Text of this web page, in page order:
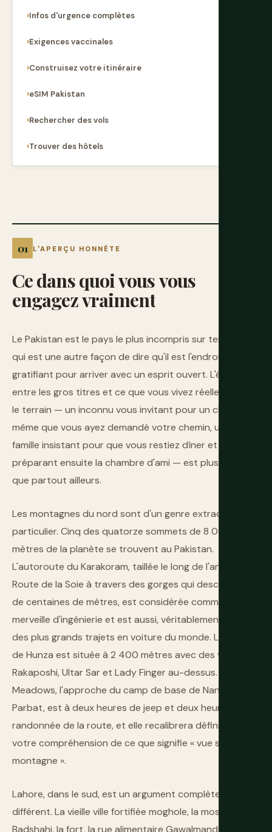
L'APERÇU HONNÊTE
Cedansquoivousvous
engagezvraiment
Le Pakistan est le pays le plus incompris sur terre, ce
qui est une autre façon de dire qu'il est l'endroit le plus
gratifiant pour arriver avec un esprit ouvert. L'écart
entre les gros titres et ce que vous vivez réellement sur
le terrain — un inconnu vous invitant pour un chai avant
même que vous ayez demandé votre chemin, une
famille insistant pour que vous restiez dîner et
préparant ensuite la chambre d'ami — est plus grand ici
que partout ailleurs.
Les montagnes du nord sont d'un genre extraordinaire
particulier. Cinq des quatorze sommets de 8 000
mètres de la planète se trouvent au Pakistan.
L'autoroute du Karakoram, taillée le long de l'ancienne
Route de la Soie à travers des gorges qui descendent
de centaines de mètres, est considérée comme une
merveille d'ingénierie et est aussi, véritablement, l'un
des plus grands trajets en voiture du monde. La vallée
de Hunza est située à 2 400 mètres avec des vues sur
Rakaposhi, Ultar Sar et Lady Finger au-dessus. Fairy
Meadows, l'approche du camp de base de Nanga
Parbat, est à deux heures de jeep et deux heures de
randonnée de la route, et elle recalibrera définitivement
votre compréhension de ce que signifie « vue sur
montagne ».
Lahore, dans le sud, est un argument complètement
différent. La vieille ville fortifiée moghole, la mosquée
Badshahi, la fort, la rue alimentaire Gawalmandi à 22 h —
Infos d'urgence complètes
Exigences vaccinales
Construisez votre itinéraire
eSIM Pakistan
Rechercher des vols
Trouver des hôtels